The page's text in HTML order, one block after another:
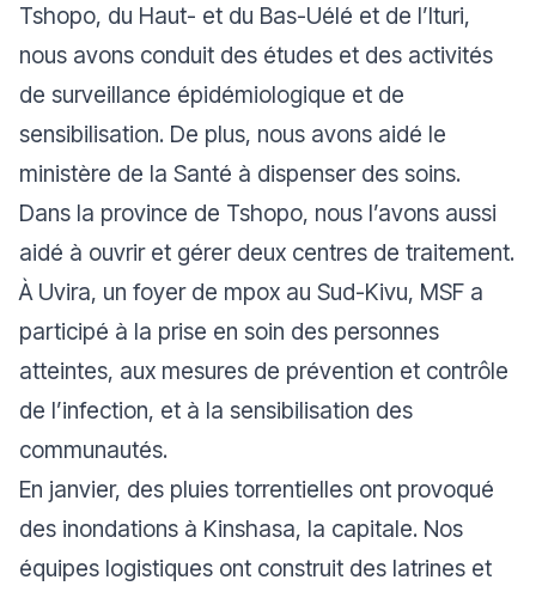
Tshopo, du Haut- et du Bas-Uélé et de l’Ituri,
nous avons conduit des études et des activités
de surveillance épidémiologique et de
sensibilisation. De plus, nous avons aidé le
ministère de la Santé à dispenser des soins.
Dans la province de Tshopo, nous l’avons aussi
aidé à ouvrir et gérer deux centres de traitement.
À Uvira, un foyer de mpox au Sud-Kivu, MSF a
participé à la prise en soin des personnes
atteintes, aux mesures de prévention et contrôle
de l’infection, et à la sensibilisation des
communautés.
En janvier, des pluies torrentielles ont provoqué
des inondations à Kinshasa, la capitale. Nos
équipes logistiques ont construit des latrines et